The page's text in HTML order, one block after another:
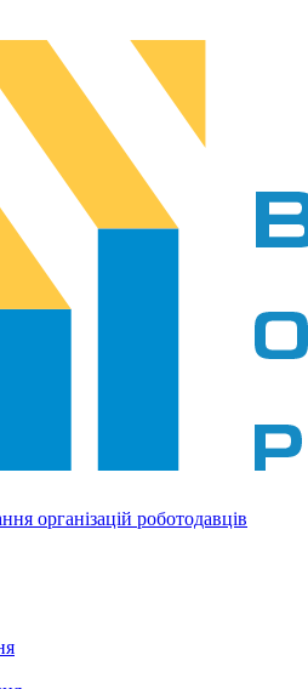
організацій роботодавців